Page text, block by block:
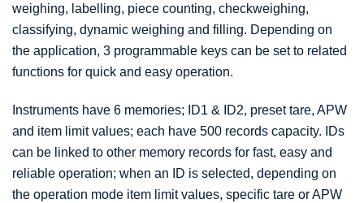
weighing, labelling, piece counting, checkweighing,
classifying, dynamic weighing and filling. Depending on
the application, 3 programmable keys can be set to related
functions for quick and easy operation.
Instruments have 6 memories; ID1 & ID2, preset tare, APW
and item limit values; each have 500 records capacity. IDs
can be linked to other memory records for fast, easy and
reliable operation; when an ID is selected, depending on
the operation mode item limit values, specific tare or APW